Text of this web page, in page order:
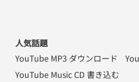
人気話題
YouTube MP3 ダウンロード
YouTube Music CD 書き込む